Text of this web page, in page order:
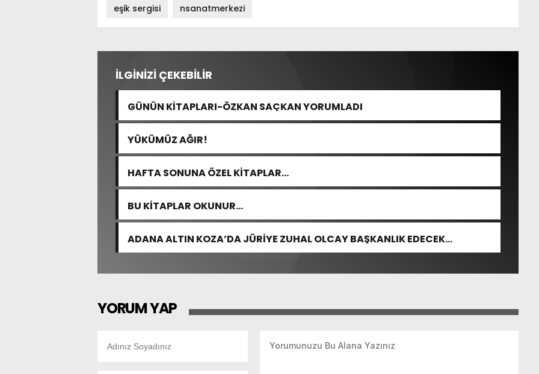
eşik sergisi nsanatmerkezi
İLGİNİZİ ÇEKEBİLİR
GÜNÜN KİTAPLARI-ÖZKAN SAÇKAN YORUMLADI
YÜKÜMÜZ AĞIR!
HAFTA SONUNA ÖZEL KİTAPLAR…
BU KİTAPLAR OKUNUR…
ADANA ALTIN KOZA’DA JÜRİYE ZUHAL OLCAY BAŞKANLIK EDECEK…
YORUM YAP